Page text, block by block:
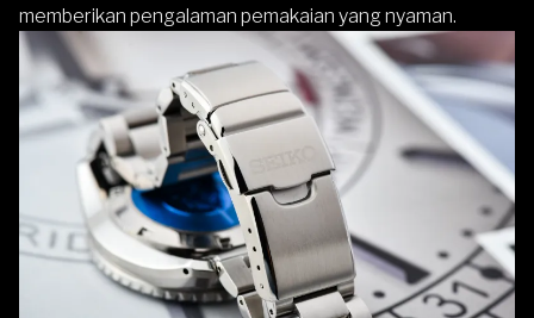
memberikan pengalaman pemakaian yang nyaman.